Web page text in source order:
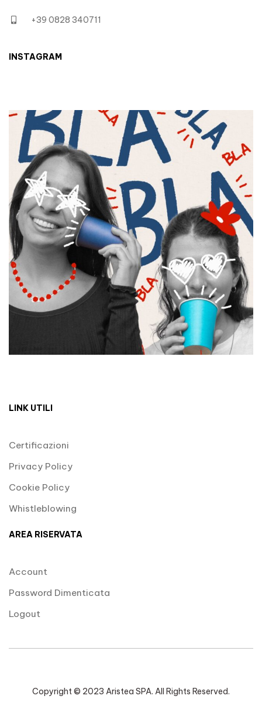
+39 0828 340711
INSTAGRAM
LINK UTILI
Certificazioni
Privacy Policy
Cookie Policy
Whistleblowing
AREA RISERVATA
Account
Password Dimenticata
Logout
Copyright © 2023 Aristea SPA. All Rights Reserved.